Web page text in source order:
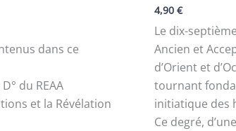
dans ce
du REAA
et la Révélation
4,90€
Le dix-
Ancien et
d’Orient et
tournant
initiatique des
Ce degré,